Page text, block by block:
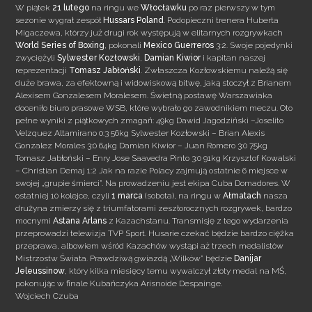
W piątek 21 lutego na ringu weWłocławku po raz pierwszy w tym
sezonie wygrał zespółHussars Poland . Podopieczni trenera Huberta
Migaczewa, którzy już drugi rok występują w elitarnych rozgrywkach
World Series of Boxing , pokonaliMexico Guerreros 3:2. Swoje pojedynki
zwyciężyliSylwester Kozłowski ,Damian Kiwiori kapitan naszej
reprezentacji Tomasz Jabłoński Zwłaszcza Kozłowskiemu należą się
duże brawa, za efektowną i widowiskową bitwę, jaką stoczył z Brianem
Alexisem Gonzalesem Moralesem. Świetną postawę Warszawiaka
doceniło biuro prasowe WSB, które wybrało go zawodnikiem meczu. Oto
pełne wyniki z piątkowych zmagań: 49kg Dawid Jagodziński –Joselito
Velzquez Altamirano 0:3 56kg Sylwester Kozłowski – Brian Alexis
Gonzalez Morales 3:0 64kg Damian Kiwior – Juan Romero 3:0 75kg
Tomasz Jabłoński – Enry Jose Saavedra Pinto 3:0 91kg Krzysztof Kowalski
– Christian Demaj 1:2 Jak na razie Polacy zajmują ostatnie 6 miejsce w
swojej „grupie śmierci”. Na prowadzeniu jest ekipa Cuba Domadores. W
ostatniej 10 kolejce, czyli1 marca (sobota), na ringu wAłmatach nasza
drużyna zmierzy się z triumfatorami zeszłorocznych rozgrywek, bardzo
mocnymiAstana Arlans z Kazachstanu. Transmisję z tego wydarzenia
przeprowadzi telewizja TVP Sport. Husarie czekać będzie bardzo ciężka
przeprawa, albowiem wśród Kazachów wystąpi aż trzech medalistów
Mistrzostw Świata. Prawdziwą gwiazdą „Wilków” będzie Danijar
Jeleussinow , który kilka miesięcy temu wywalczył złoty medal na MŚ,
pokonując w finale Kubańczyka Arisnoide Despainge.
Wojciech Czuba